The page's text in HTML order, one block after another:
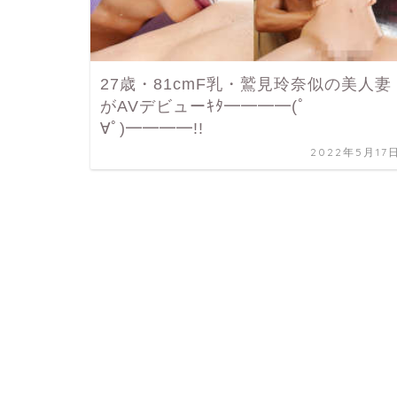
27歳・81cmF乳・鷲見玲奈似の美人妻
がAVデビューｷﾀ━━━━(ﾟ
∀ﾟ)━━━━!!
2022年5月17